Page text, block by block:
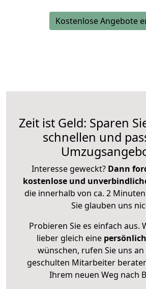
Kostenlose Angebote
Zeit ist Geld: Sparen
schnellen und
Interesse geweckt? Dann
kostenlose und
die innerhalb von ca. 2
Sie glauben uns
Probieren Sie es einfach aus.
lieber gleich eine
wünschen, rufen Sie uns
geschulten Mitarbeiter
Ihrem neuen Weg nach